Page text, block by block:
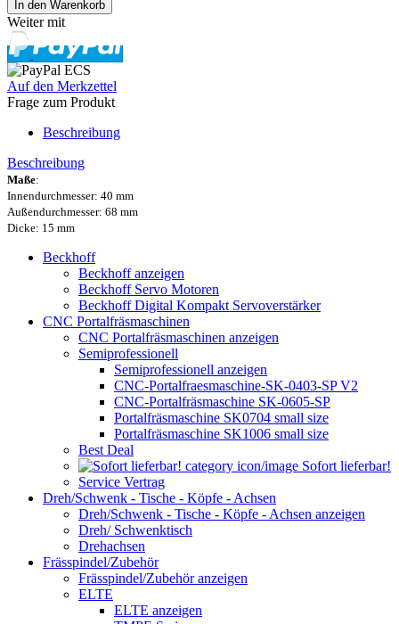
Weiter mit
Auf den Merkzettel
Frage zum Produkt
Beschreibung
Beschreibung
Maße:
Innendurchmesser: 40 mm
Außendurchmesser: 68 mm
Dicke: 15 mm
Beckhoff
Beckhoff anzeigen
Beckhoff Servo Motoren
Beckhoff Digital Kompakt Servoverstärker
CNC Portalfräsmaschinen
CNC Portalfräsmaschinen anzeigen
Semiprofessionell
Semiprofessionell anzeigen
CNC-Portalfraesmaschine-SK-0403-SP V2
CNC-Portalfräsmaschine SK-0605-SP
Portalfräsmaschine SK0704 small size
Portalfräsmaschine SK1006 small size
Best Deal
Sofort lieferbar!
Service Vertrag
Dreh/Schwenk - Tische - Köpfe - Achsen
Dreh/Schwenk - Tische - Köpfe - Achsen anzeigen
Dreh/ Schwenktisch
Drehachsen
Frässpindel/Zubehör
Frässpindel/Zubehör anzeigen
ELTE
ELTE anzeigen